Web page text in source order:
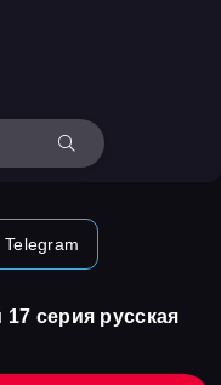
серия русская